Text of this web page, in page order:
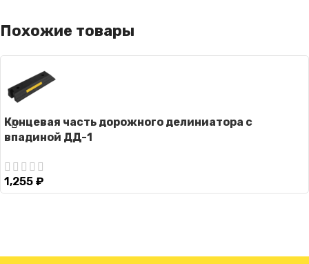
Похожие товары
Концевая часть дорожного делиниатора с
впадиной ДД-1
1,255 ₽